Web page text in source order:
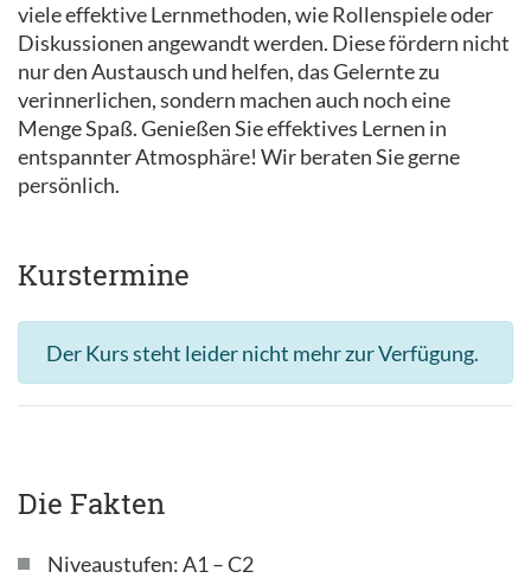
viele effektive Lernmethoden, wie Rollenspiele oder
Diskussionen angewandt werden. Diese fördern nicht
nur den Austausch und helfen, das Gelernte zu
verinnerlichen, sondern machen auch noch eine
Menge Spaß. Genießen Sie effektives Lernen in
entspannter Atmosphäre! Wir beraten Sie gerne
persönlich.
Kurstermine
Der Kurs steht leider nicht mehr zur Verfügung.
Die Fakten
Niveaustufen: A1 – C2